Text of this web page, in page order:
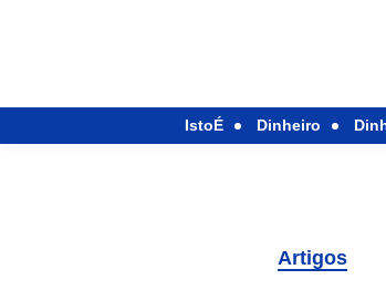
IstoÉ Dinheiro
Artigos